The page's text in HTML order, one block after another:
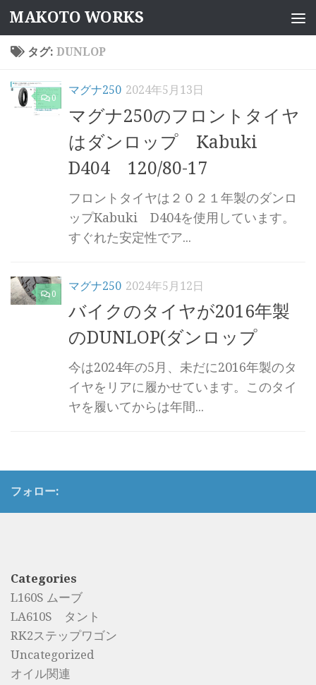
コンテンツへスキップ
MAKOTO WORKS
タグ: DUNLOP
0
マグナ250 2024年5月13日
マグナ250のフロントタイヤ
はダンロップ Kabuki
D404 120/80-17
フロントタイヤは２０２１年製のダンロ
ップKabuki D404を使用しています。
すぐれた安定性でア...
0
マグナ250 2024年5月12日
バイクのタイヤが2016年製
のDUNLOP(ダンロップ
今は2024年の5月、未だに2016年製のタ
イヤをリアに履かせています。このタイ
ヤを履いてからは年間...
フォロー:
Categories
L160S ムーブ
LA610S タント
RK2ステップワゴン
Uncategorized
オイル関連